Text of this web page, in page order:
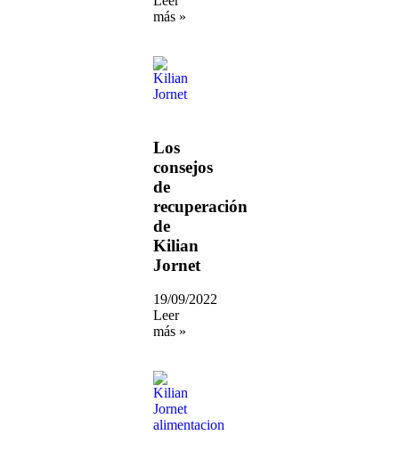
más »
Los
consejos
de
recuperación
de
Kilian
Jornet
19/09/2022
Leer
más »